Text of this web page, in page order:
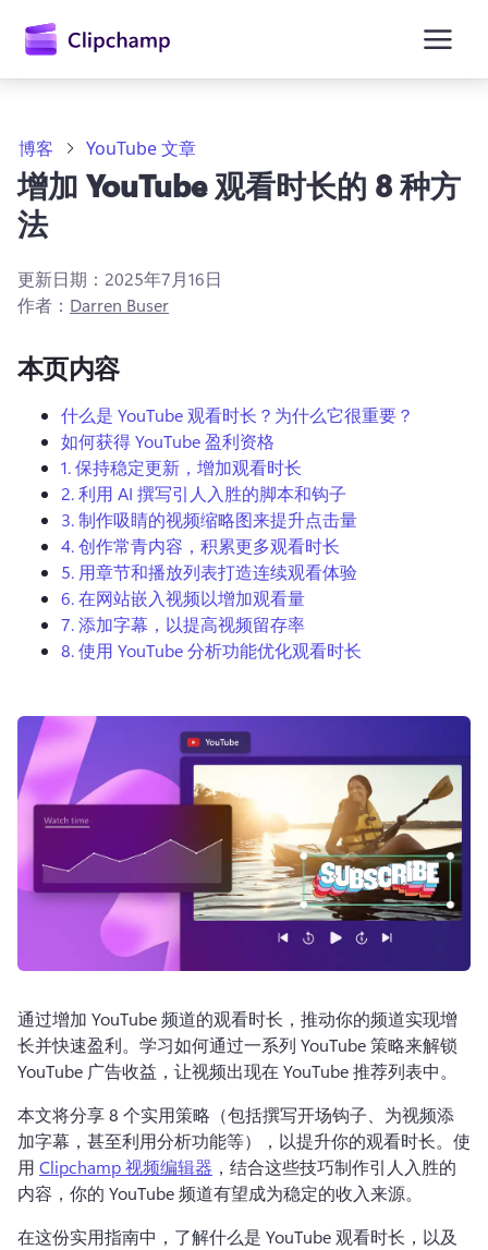
容
登录
免费试用
博客 YouTube 文章
增加 YouTube 观看时长的 8 种方
法
更新日期： 2025年7月16日
作者： Darren Buser
本页内容
什么是 YouTube 观看时长？为什么它很重要？
如何获得 YouTube 盈利资格
1.保持稳定更新，增加观看时长
2.利用 AI 撰写引人入胜的脚本和钩子
3.制作吸睛的视频缩略图来提升点击量
4.创作常青内容，积累更多观看时长
5. 用章节和播放列表打造连续观看体验
6.在网站嵌入视频以增加观看量
7.添加字幕，以提高视频留存率
8.使用 YouTube 分析功能优化观看时长
通过增加 YouTube 频道的观看时长，推动你的频道实现增
长并快速盈利。 学习如何通过一系列 YouTube 策略来解锁
YouTube 广告收益，让视频出现在 YouTube 推荐列表中。
本文将分享 8 个实用策略（包括撰写开场钩子、为视频添
加字幕，甚至利用分析功能等），以提升你的观看时长。 使
用 Clipchamp 视频编辑器 ，结合这些技巧制作引人入胜的
内容，你的 YouTube 频道有望成为稳定的收入来源。
在这份实用指南中，了解什么是 YouTube 观看时长，以及